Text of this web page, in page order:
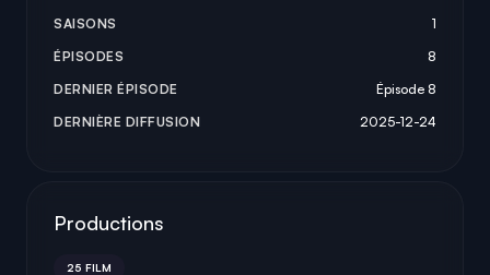
SAISONS
1
ÉPISODES
8
DERNIER ÉPISODE
Épisode 8
DERNIÈRE DIFFUSION
2025-12-24
Productions
25 FILM